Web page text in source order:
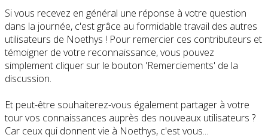
Si vous recevez en général une réponse à votre question
dans la journée, c'est grâce au formidable travail des autres
utilisateurs de Noethys ! Pour remercier ces contributeurs et
témoigner de votre reconnaissance, vous pouvez
simplement cliquer sur le bouton 'Remerciements' de la
discussion.
Et peut-être souhaiterez-vous également partager à votre
tour vos connaissances auprès des nouveaux utilisateurs ?
Car ceux qui donnent vie à Noethys, c'est vous...